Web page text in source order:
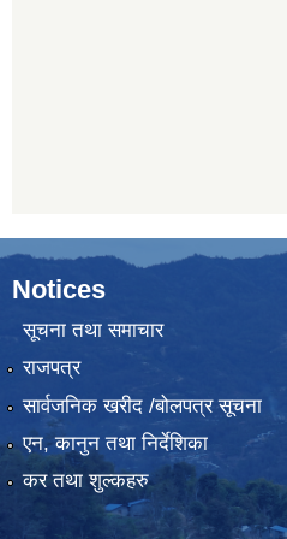
Notices
सूचना तथा समाचार
राजपत्र
सार्वजनिक खरीद /बोलपत्र सूचना
एन, कानुन तथा निर्देशिका
कर तथा शुल्कहरु